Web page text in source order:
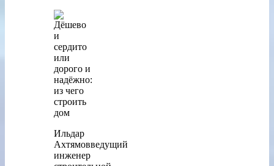
Ильдар
Ахтямовведущий
инженер